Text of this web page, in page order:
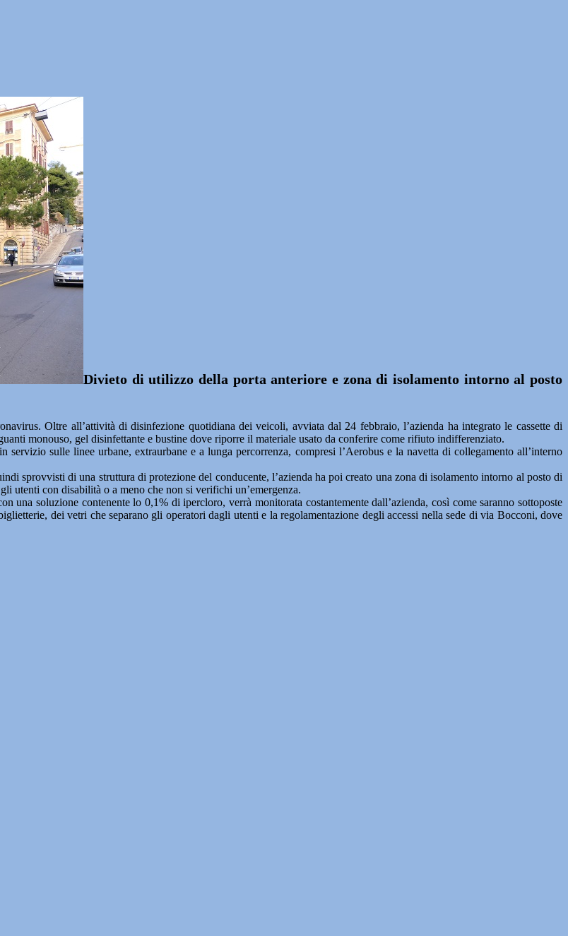
Divieto di utilizzo della porta anteriore e zona di isolamento intorno al posto
Oltre all’attività di disinfezione quotidiana dei veicoli, avviata dal 24 febbraio, l’azienda ha integrato le cassette di
monouso, gel disinfettante e bustine dove riporre il materiale usato da conferire come rifiuto indifferenziato.
sulle linee urbane, extraurbane e a lunga percorrenza, compresi l’Aerobus e la navetta di collegamento all’interno
sprovvisti di una struttura di protezione del conducente, l’azienda ha poi creato una zona di isolamento intorno al posto di
utenti con disabilità o a meno che non si verifichi un’emergenza.
una soluzione contenente lo 0,1% di ipercloro, verrà monitorata costantemente dall’azienda, così come saranno sottoposte
dei vetri che separano gli operatori dagli utenti e la regolamentazione degli accessi nella sede di via Bocconi, dove